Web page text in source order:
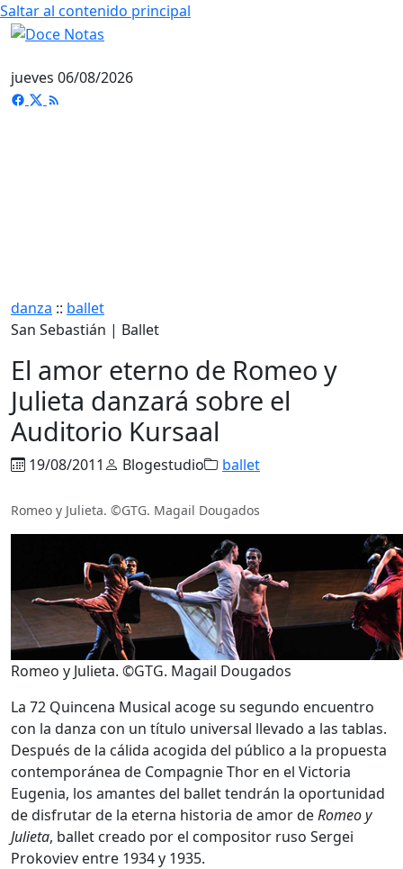
Saltar al contenido principal
jueves 06/08/2026
danza :: ballet
San Sebastián | Ballet
El amor eterno de Romeo y
Julieta danzará sobre el
Auditorio Kursaal
19/08/2011 Blogestudio ballet
Romeo y Julieta. ©GTG. Magail Dougados
Romeo y Julieta. ©GTG. Magail Dougados
La 72 Quincena Musical acoge su segundo encuentro
con la danza con un título universal llevado a las tablas.
Después de la cálida acogida del público a la propuesta
contemporánea de Compagnie Thor en el Victoria
Eugenia, los amantes del ballet tendrán la oportunidad
de disfrutar de la eterna historia de amor deRomeo y
Julieta, ballet creado por el compositor ruso Sergei
Prokoviev entre 1934 y 1935.